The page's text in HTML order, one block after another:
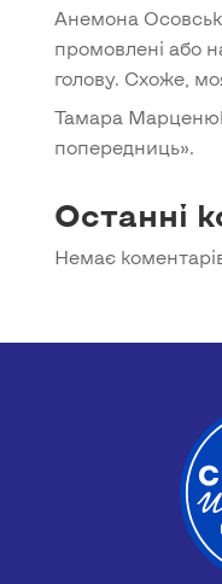
Анемона
промовлені або
голову. Схоже,
Тамара
попередниць».
Останні
Немає